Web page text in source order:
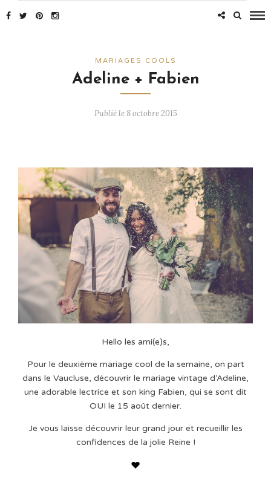
MARIAGES COOLS
Adeline + Fabien
Publié le 8 octobre 2015
Hello les ami(e)s,
Pour le deuxième mariage cool de la semaine, on part
dans le Vaucluse, découvrir le mariage vintage d’Adeline,
une adorable lectrice et son king Fabien, qui se sont dit
OUI le 15 août dernier.
Je vous laisse découvrir leur grand jour et recueillir les
confidences de la jolie Reine !